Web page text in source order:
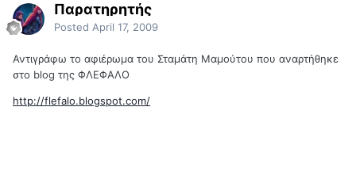
Παρατηρητής
Posted April 17, 2009
Αντιγράφω το αφιέρωμα του Σταμάτη Μαμούτου που αναρτήθηκε
στο blog της ΦΛΕΦΑΛΟ
http://flefalo.blogspot.com/